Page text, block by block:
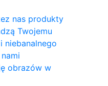
nas produkty
Twojemu
niebanalnego
obrazów w